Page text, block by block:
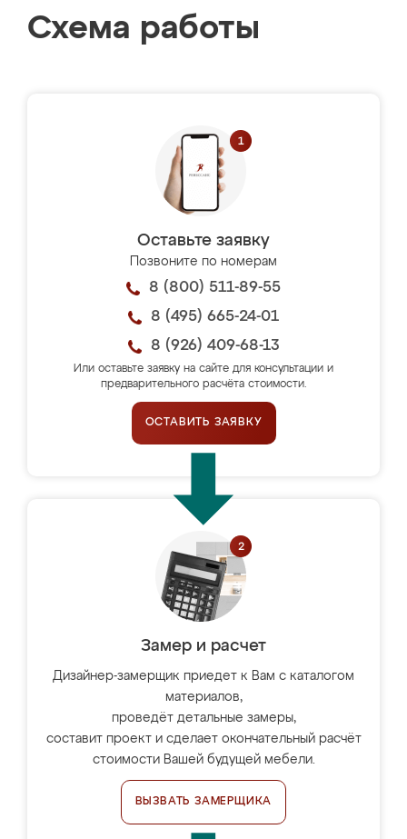
Схема работы
Оставьте заявку
Позвоните по номерам
8 (800) 511-89-55
8 (495) 665-24-01
8 (926) 409-68-13
Или оставьте заявку на сайте для консультации и
предварительного расчёта стоимости.
ОСТАВИТЬ ЗАЯВКУ
Замер и расчет
Дизайнер-замерщик приедет к Вам с каталогом
материалов,
проведёт детальные замеры,
составит проект и сделает окончательный расчёт
стоимости Вашей будущей мебели.
ВЫЗВАТЬ ЗАМЕРЩИКА